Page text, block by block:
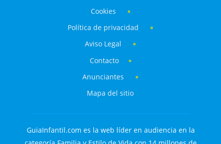
Cookies
Política de privacidad
Aviso Legal
Contacto
Anunciantes
Mapa del sitio
GuiaInfantil.com es la web líder en audiencia en la